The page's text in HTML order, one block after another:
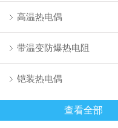
高温热电偶
带温变防爆热电阻
铠装热电偶
查看全部